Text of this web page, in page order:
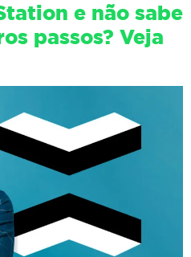
e não sabe
passos? Veja